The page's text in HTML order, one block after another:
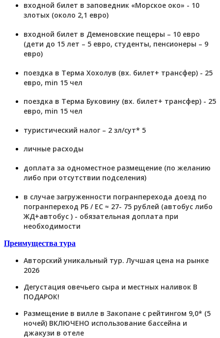
входной билет в заповедник «Морское око» - 10
злотых (около 2,1 евро)
входной билет в Деменовские пещеры – 10 евро
(дети до 15 лет – 5 евро, студенты, пенсионеры – 9
евро)
поездка в Терма Хохолув (вх. билет+ трансфер) - 25
евро, min 15 чел
поездка в Терма Буковину (вх. билет+ трансфер) - 25
евро, min 15 чел
туристический налог – 2 зл/сут* 5
личные расходы
доплата за одноместное размещение (по желанию
либо при отсутствии подселения)
в случае загруженности погранперехода доезд по
погранпереход РБ / ЕС ≈ 27- 75 рублей (автобус либо
ЖД+автобус ) - обязательная доплата при
необходимости
Преимущества тура
Авторский уникальный тур. Лучшая цена на рынке
2026
Дегустация овечьего сыра и местных наливок В
ПОДАРОК!
Размещение в вилле в Закопане с рейтингом 9,0* (5
ночей) ВКЛЮЧЕНО использование бассейна и
джакузи в отеле